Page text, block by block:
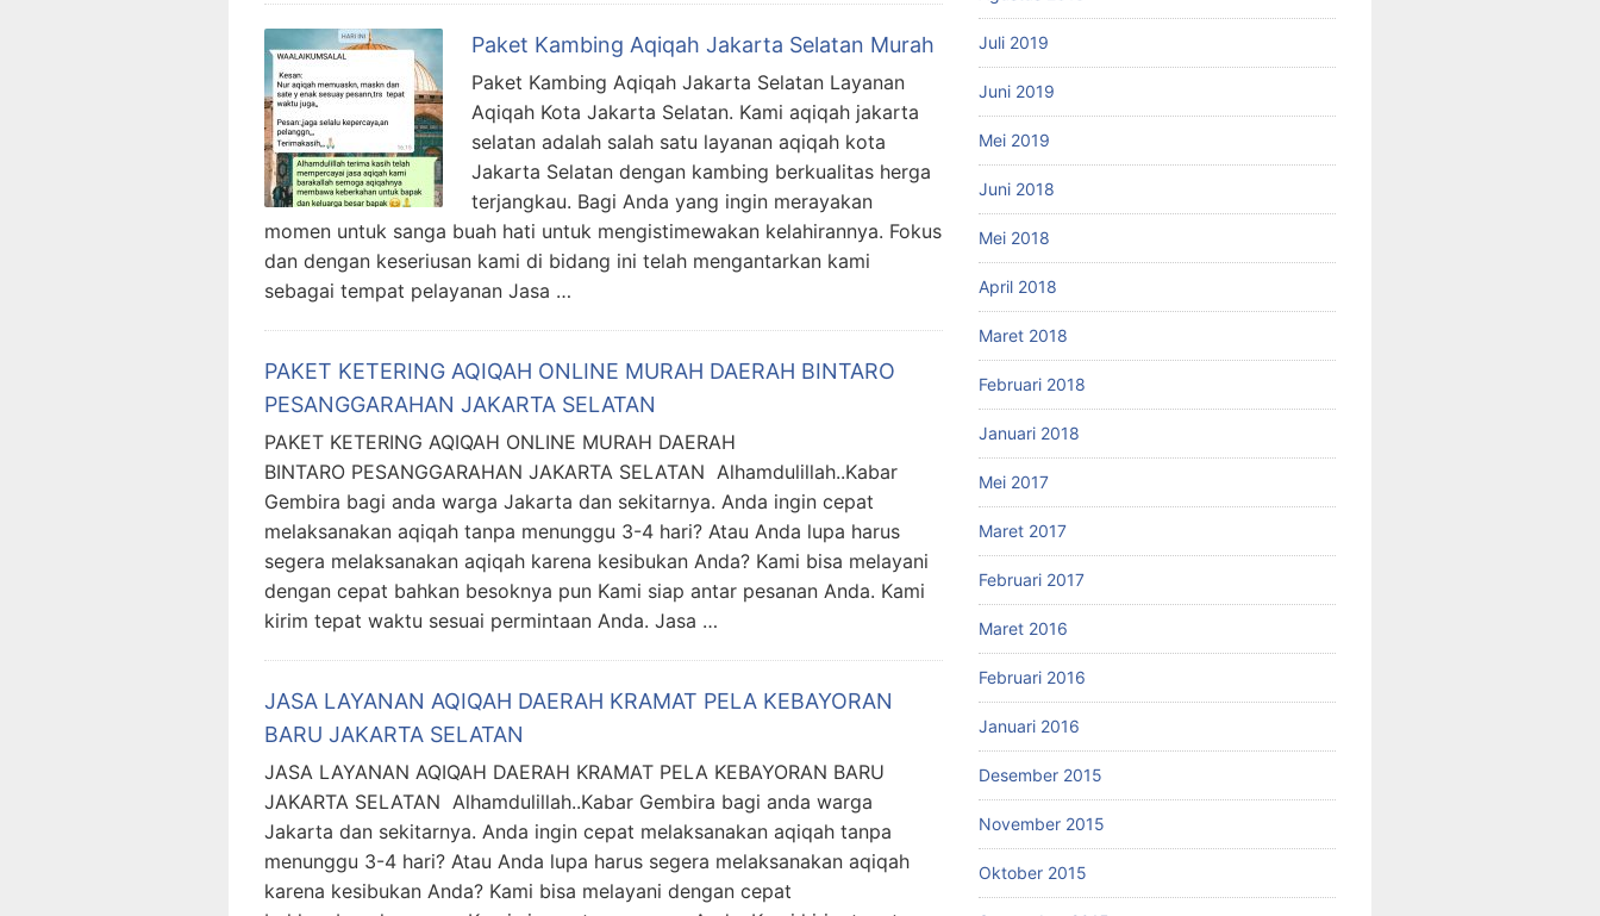
Paket Kambing Aqiqah Jakarta Selatan Murah
Paket Kambing Aqiqah Jakarta Selatan Layanan
Aqiqah Kota Jakarta Selatan. Kami aqiqah jakarta
selatan adalah salah satu layanan aqiqah kota
Jakarta Selatan dengan kambing berkualitas herga
terjangkau. Bagi Anda yang ingin merayakan
momen untuk sanga buah hati untuk mengistimewakan kelahirannya. Fokus
dan dengan keseriusan kami di bidang ini telah mengantarkan kami
sebagai tempat pelayanan Jasa …
PAKET KETERING AQIQAH ONLINE MURAH DAERAH BINTARO
PESANGGARAHAN JAKARTA SELATAN
PAKET KETERING AQIQAH ONLINE MURAH DAERAH
BINTARO PESANGGARAHAN JAKARTA SELATAN Alhamdulillah..Kabar
Gembira bagi anda warga Jakarta dan sekitarnya. Anda ingin cepat
melaksanakan aqiqah tanpa menunggu 3-4 hari? Atau Anda lupa harus
segera melaksanakan aqiqah karena kesibukan Anda? Kami bisa melayani
dengan cepat bahkan besoknya pun Kami siap antar pesanan Anda. Kami
kirim tepat waktu sesuai permintaan Anda. Jasa …
JASA LAYANAN AQIQAH DAERAH KRAMAT PELA KEBAYORAN
BARU JAKARTA SELATAN
JASA LAYANAN AQIQAH DAERAH KRAMAT PELA KEBAYORAN BARU
JAKARTA SELATAN Alhamdulillah..Kabar Gembira bagi anda warga
Jakarta dan sekitarnya. Anda ingin cepat melaksanakan aqiqah tanpa
menunggu 3-4 hari? Atau Anda lupa harus segera melaksanakan aqiqah
karena kesibukan Anda? Kami bisa melayani dengan cepat
Juli 2019
Juni 2019
Mei 2019
Juni 2018
Mei 2018
April 2018
Maret 2018
Februari 2018
Januari 2018
Mei 2017
Maret 2017
Februari 2017
Maret 2016
Februari 2016
Januari 2016
Desember 2015
November 2015
Oktober 2015